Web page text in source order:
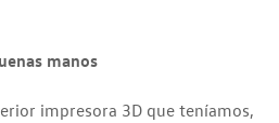
manos
impresora 3D que teníamos,